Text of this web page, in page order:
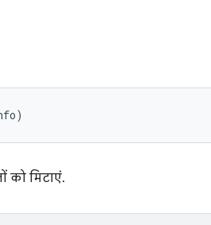
को मिटाएं.